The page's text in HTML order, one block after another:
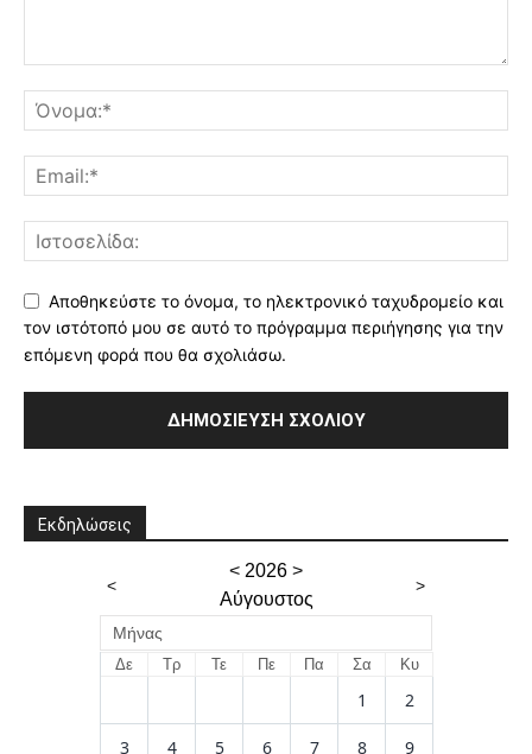
Αποθηκεύστε το όνομα, το ηλεκτρονικό ταχυδρομείο και
τον ιστότοπό μου σε αυτό το πρόγραμμα περιήγησης για την
επόμενη φορά που θα σχολιάσω.
Εκδηλώσεις
<
< 2026 >
Αύγουστος
>
Μήνας
Δε Τρ Τε Πε Πα Σα Κυ
1 2
3 4 5 6 7 8 9